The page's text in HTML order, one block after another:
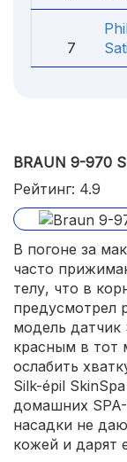
7
BRAUN 9-970
Рейтинг: 4.9
В погоне за
часто
телу, что в
предусмотрел
модель датчик
красным в тот
ослабить
Silk-épil
домашних
насадки не
кожей и дарят